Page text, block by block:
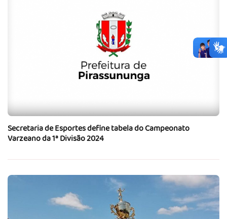
Secretaria de Esportes define tabela do Campeonato
Varzeano da 1ª Divisão 2024